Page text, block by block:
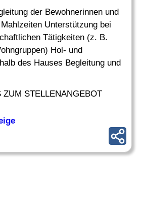
der Bewohnerinnen und
Unterstützung bei
Tätigkeiten (z. B.
Hol- und
des Hauses Begleitung und
ZUM STELLENANGEBOT